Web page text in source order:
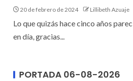
20 de febrero de 2024 Lillibeth Azuaje
Lo que quizás hace cinco años
en día, gracias...
PORTADA 06-08-2026